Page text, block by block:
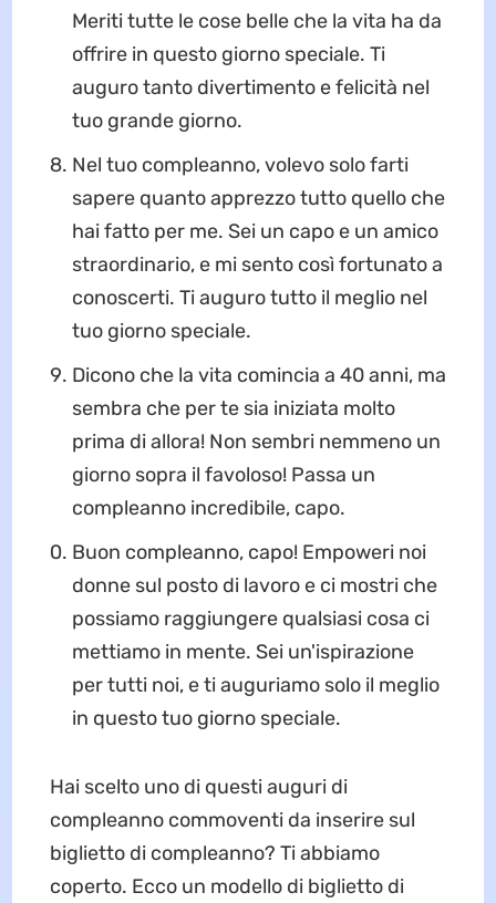
Meriti tutte le cose belle che la vita ha da
offrire in questo giorno speciale. Ti
auguro tanto divertimento e felicità nel
tuo grande giorno.
Nel tuo compleanno, volevo solo farti
sapere quanto apprezzo tutto quello che
hai fatto per me. Sei un capo e un amico
straordinario, e mi sento così fortunato a
conoscerti. Ti auguro tutto il meglio nel
tuo giorno speciale.
Dicono che la vita comincia a 40 anni, ma
sembra che per te sia iniziata molto
prima di allora! Non sembri nemmeno un
giorno sopra il favoloso! Passa un
compleanno incredibile, capo.
Buon compleanno, capo! Empoweri noi
donne sul posto di lavoro e ci mostri che
possiamo raggiungere qualsiasi cosa ci
mettiamo in mente. Sei un'ispirazione
per tutti noi, e ti auguriamo solo il meglio
in questo tuo giorno speciale.
Hai scelto uno di questi auguri di
compleanno commoventi da inserire sul
biglietto di compleanno? Ti abbiamo
coperto. Ecco un modello di biglietto di